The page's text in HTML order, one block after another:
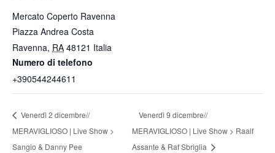
Mercato Coperto Ravenna
Piazza Andrea Costa
Ravenna, RA 48121 Italia
Numero di telefono
+390544244611
Venerdì 2 dicembre//
MERAVIGLIOSO | Live Show >
Sangio & Danny Pee
Venerdì 9 dicembre//
MERAVIGLIOSO | Live Show > Raalf
Assante & Raf Sbriglia